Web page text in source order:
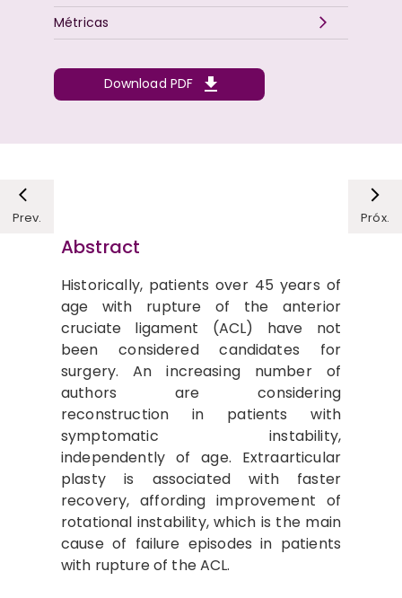
Download PDF
Métricas
Prev. Próx.
Abstract
Historically, patients over 45 years of
age with rupture of the anterior
cruciate ligament (ACL) have not
been considered candidates for
surgery. An increasing number of
authors are considering
reconstruction in patients with
symptomatic instability,
independently of age. Extraarticular
plasty is associated with faster
recovery, affording improvement of
rotational instability, which is the main
cause of failure episodes in patients
with rupture of the ACL.